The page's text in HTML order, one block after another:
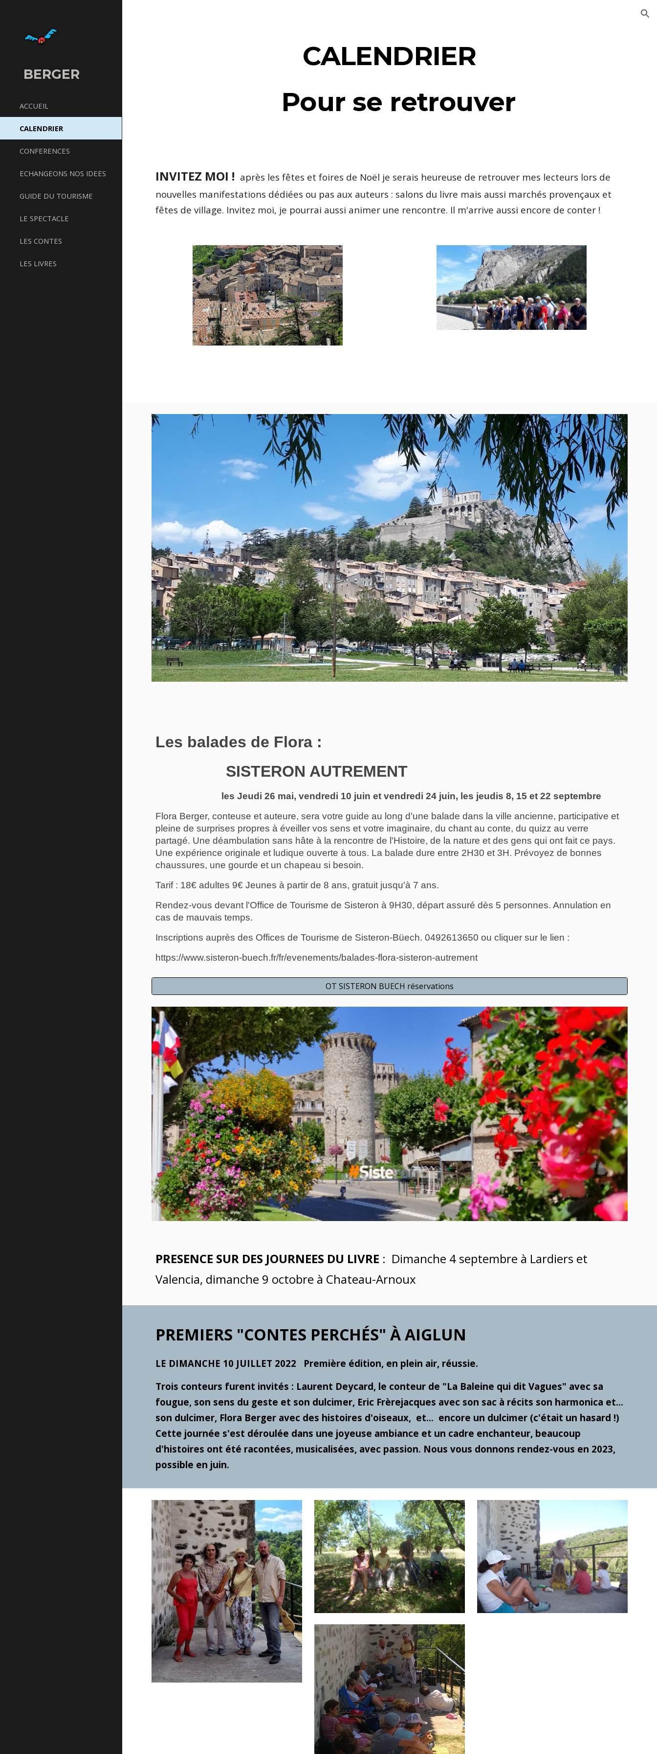
BERGER
ACCUEIL
CALENDRIER
CONFERENCES
ECHANGEONS NOS IDEES
GUIDE DU TOURISME
LE SPECTACLE
LES CONTES
LES LIVRES
      CALENDRIER
   Pour se retrouver
INVITEZ MOI ! après les fêtes et foires de Noël je serais heureuse de retrouver mes lecteurs lors de
nouvelles manifestations dédiées ou pas aux auteurs : salons du livre mais aussi marchés provençaux et
fêtes de village. Invitez moi, je pourrai aussi animer une rencontre. Il m'arrive aussi encore de conter !
Les balades de Flora :
                SISTERON AUTREMENT
les Jeudi 26 mai, vendredi 10 juin et vendredi 24 juin, les jeudis 8, 15 et 22 septembre
Flora Berger, conteuse et auteure, sera votre guide au long d'une balade dans la ville ancienne, participative et
pleine de surprises propres à éveiller vos sens et votre imaginaire, du chant au conte, du quizz au verre
partagé. Une déambulation sans hâte à la rencontre de l'Histoire, de la nature et des gens qui ont fait ce pays.
Une expérience originale et ludique ouverte à tous. La balade dure entre 2H30 et 3H. Prévoyez de bonnes
chaussures, une gourde et un chapeau si besoin.
Tarif : 18€ adultes 9€ Jeunes à partir de 8 ans, gratuit jusqu'à 7 ans.
Rendez-vous devant l'Office de Tourisme de Sisteron à 9H30, départ assuré dès 5 personnes. Annulation en
cas de mauvais temps.
Inscriptions auprès des Offices de Tourisme de Sisteron-Büech. 0492613650 ou cliquer sur le lien :
https://www.sisteron-buech.fr/fr/evenements/balades-flora-sisteron-autrement
OT SISTERON BUECH réservations
PRESENCE SUR DES JOURNEES DU LIVRE :  Dimanche 4 septembre à Lardiers et
Valencia, dimanche 9 octobre à Chateau-Arnoux
PREMIERS "CONTES PERCHÉS" À AIGLUN
LE DIMANCHE 10 JUILLET 2022   Première édition, en plein air, réussie.
Trois conteurs furent invités : Laurent Deycard, le conteur de "La Baleine qui dit Vagues" avec sa
fougue, son sens du geste et son dulcimer, Eric Frèrejacques avec son sac à récits son harmonica et...
son dulcimer, Flora Berger avec des histoires d'oiseaux,  et...  encore un dulcimer (c'était un hasard !)
Cette journée s'est déroulée dans une joyeuse ambiance et un cadre enchanteur, beaucoup
d'histoires ont été racontées, musicalisées, avec passion. Nous vous donnons rendez-vous en 2023,
possible en juin.